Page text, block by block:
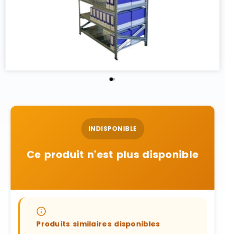
INDISPONIBLE
Ce produit n'est plus disponible
Produits similaires disponibles